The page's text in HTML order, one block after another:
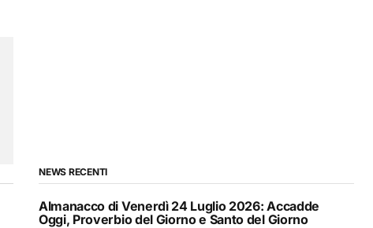
NEWS RECENTI
Almanacco di Venerdì 24 Luglio 2026: Accadde
Oggi, Proverbio del Giorno e Santo del Giorno